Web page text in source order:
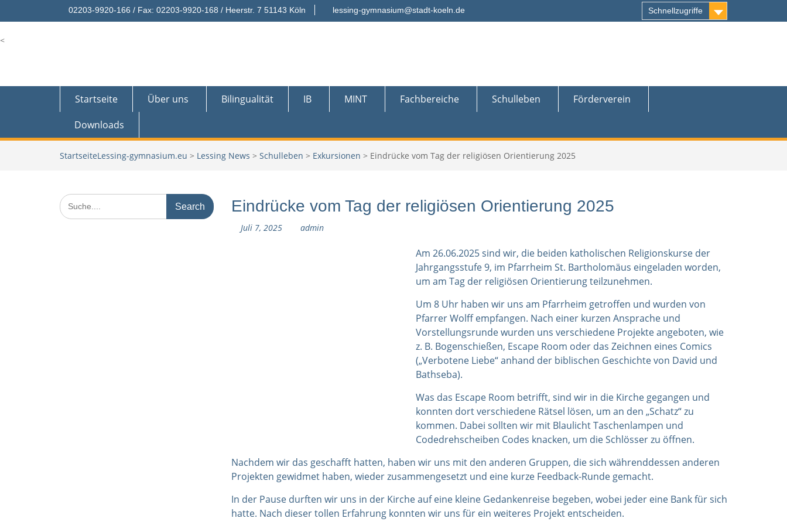
02203-9920-166 / Fax: 02203-9920-168 / Heerstr. 7 51143 Köln lessing-gymnasium@stadt-koeln.de Schnellzugriffe
<
Startseite Über uns Bilingualität IB MINT Fachbereiche Schulleben
Förderverein
Downloads
Lessing-gymnasium.eu > Lessing News > Schulleben > Exkursionen > Eindrücke vom Tag der religiösen Orientierung 2025
Eindrücke vom Tag der religiösen Orientierung 2025
Juli 7, 2025 admin
Am 26.06.2025 sind wir, die beiden katholischen Religionskurse der
Jahrgangsstufe 9, im Pfarrheim St. Bartholomäus eingeladen worden,
um am Tag der religiösen Orientierung teilzunehmen.
Um 8 Uhr haben wir uns am Pfarrheim getroffen und wurden von
Pfarrer Wolff empfangen. Nach einer kurzen Ansprache und
Vorstellungsrunde wurden uns verschiedene Projekte angeboten, wie
z. B. Bogenschießen, Escape Room oder das Zeichnen eines Comics
(„Verbotene Liebe“ anhand der biblischen Geschichte von David und
Bathseba).
Was das Escape Room betrifft, sind wir in die Kirche gegangen und
konnten dort verschiedene Rätsel lösen, um an den „Schatz“ zu
kommen. Dabei sollten wir mit Blaulicht Taschenlampen und
Codedrehscheiben Codes knacken, um die Schlösser zu öffnen.
Nachdem wir das geschafft hatten, haben wir uns mit den anderen Gruppen, die sich währenddessen anderen
Projekten gewidmet haben, wieder zusammengesetzt und eine kurze Feedback-Runde gemacht.
In der Pause durften wir uns in der Kirche auf eine kleine Gedankenreise begeben, wobei jeder eine Bank für sich
hatte. Nach dieser tollen Erfahrung konnten wir uns für ein weiteres Projekt entscheiden.
Search
for: